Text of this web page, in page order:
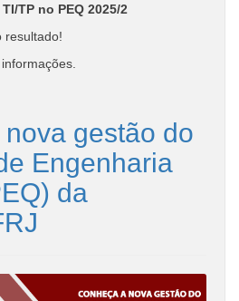
TP no PEQ 2025/2
resultado!
gestão do
Engenharia
da